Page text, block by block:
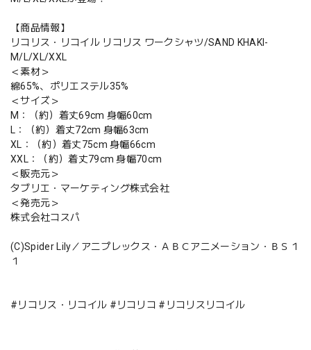
【商品情報】
リコリス・リコイル リコリス ワークシャツ/SAND KHAKI-
M/L/XL/XXL
＜素材＞
綿65%、ポリエステル35%
＜サイズ＞
M：（約）着丈69cm 身幅60cm
L：（約）着丈72cm 身幅63cm
XL：（約）着丈75cm 身幅66cm
XXL：（約）着丈79cm 身幅70cm
＜販売元＞
タブリエ・マーケティング株式会社
＜発売元＞
株式会社コスパ
(C)Spider Lily／アニプレックス・ＡＢＣアニメーション・ＢＳ１
１
#リコリス・リコイル #リコリコ #リコリスリコイル